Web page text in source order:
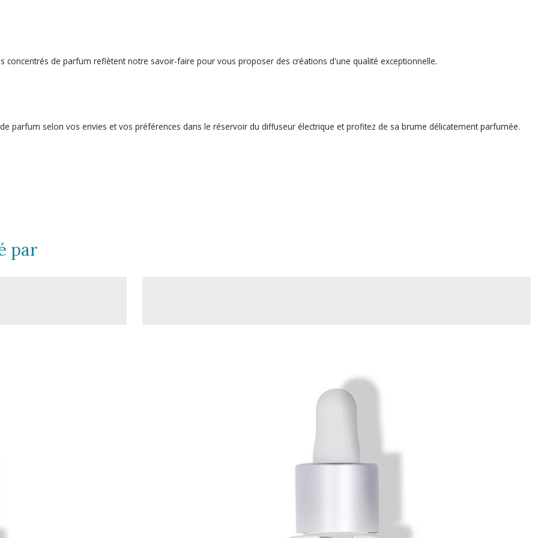
de parfum reflètent notre savoir-faire pour vous proposer des créations d'une qualité exceptionnelle.
parfum selon vos envies et vos préférences dans le réservoir du diffuseur électrique et profitez de sa brume délicatement parfumée.
par